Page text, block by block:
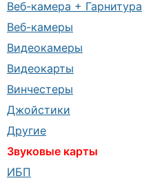
Веб-камера + Гарнитура
Веб-камеры
Видеокамеры
Видеокарты
Винчестеры
Джойстики
Другие
Звуковые карты
ИБП